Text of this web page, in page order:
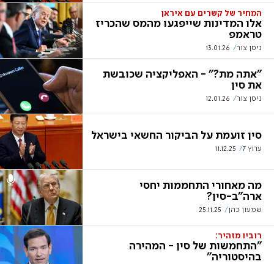
המחיר של קשרים עם איראן
אלו המדינות שייפגעו מהמס שהכריז
טראמפ
ניסן צור 13.01.26
"אתה מת?" - האפליקציה שכובשת
את סין
ניסן צור 12.01.26
סין זועמת על הביקור החשאי בישראל
ערוץ 7 11.12.25
מה מאחורי התחממות יחסי
ארה"ב-סין?
שמעון כהן 25.11.25
רוביו מזהיר:
"התחמשות של סין - המהירה
בהיסטוריה"